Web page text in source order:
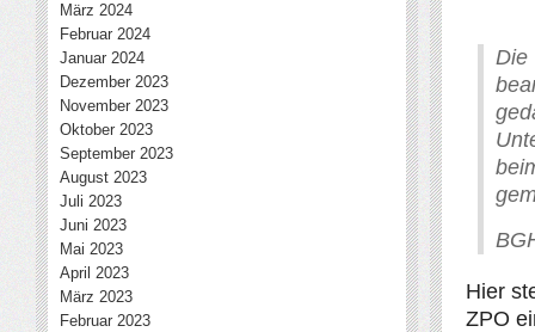
Hier
ZPO
März 2024
Februar 2024
Januar 2024
Dezember 2023
November 2023
Oktober 2023
September 2023
August 2023
Juli 2023
Juni 2023
Mai 2023
April 2023
März 2023
Februar 2023